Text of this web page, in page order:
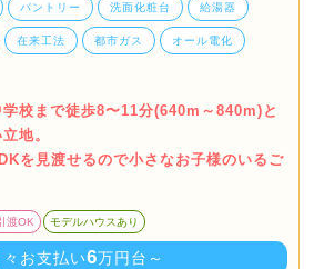
パントリー 洗面化粧台 給湯器
在来工法 都市ガス オール電化
校まで徒歩8〜11分(640m～840m)と
地。
を見渡せるので小さなお子様のいるご
渡OK モデルハウスあり
々お支払い6万円台～